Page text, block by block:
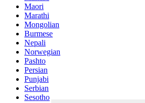
Maori
Marathi
Mongolian
Burmese
Nepali
Norwegian
Pashto
Persian
Punjabi
Serbian
Sesotho